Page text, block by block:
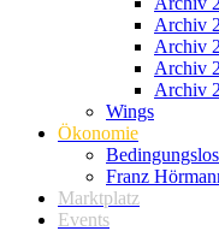
Archiv
Archiv
Archiv
Archiv
Wings
Ökonomie
Franz
Marktplatz
Events